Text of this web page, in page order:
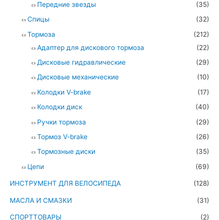
Передние звезды
(35)
Спицы
(32)
Тормоза
(212)
Адаптер для дискового тормоза
(22)
Дисковые гидравлические
(29)
Дисковые механические
(10)
Колодки V-brake
(17)
Колодки диск
(40)
Ручки тормоза
(29)
Тормоз V-brake
(26)
Тормозные диски
(35)
Цепи
(69)
ИНСТРУМЕНТ ДЛЯ ВЕЛОСИПЕДА (128)
МАСЛА И СМАЗКИ (31)
СПОРТТОВАРЫ (2)